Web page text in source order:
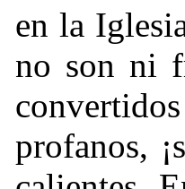
en la
no son ni
profanos,